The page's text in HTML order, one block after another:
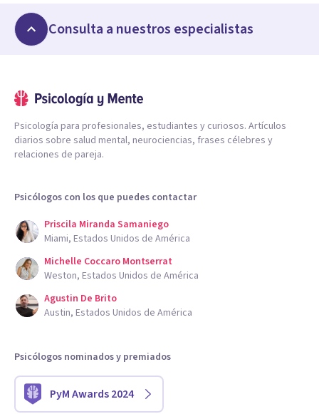
Consulta a nuestros especialistas
Psicología para profesionales, estudiantes y curiosos. Artículos
diarios sobre salud mental, neurociencias, frases célebres y
relaciones de pareja.
Psicólogos con los que puedes contactar
Priscila Miranda Samaniego
Miami, Estados Unidos de América
Michelle Coccaro Montserrat
Weston, Estados Unidos de América
Agustin De Brito
Austin, Estados Unidos de América
Psicólogos nominados y premiados
PyM Awards 2024